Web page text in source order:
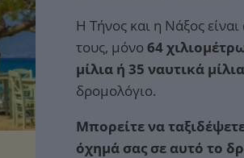
Η Τήνος και η Νάξος
τους, μόνο64
μίλια ή 35 ναυτικά μίλια
δρομολόγιο.
Μπορείτε να
όχημά σας σε αυτό το